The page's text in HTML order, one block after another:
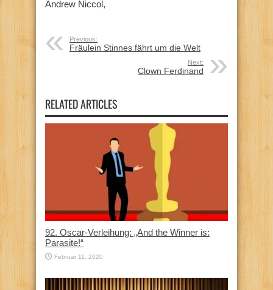
Andrew Niccol,
Previous:
Fräulein Stinnes fährt um die Welt
Next:
Clown Ferdinand
RELATED ARTICLES
92. Oscar-Verleihung: „And the Winner is:
Parasite!“
Februar 11, 2020